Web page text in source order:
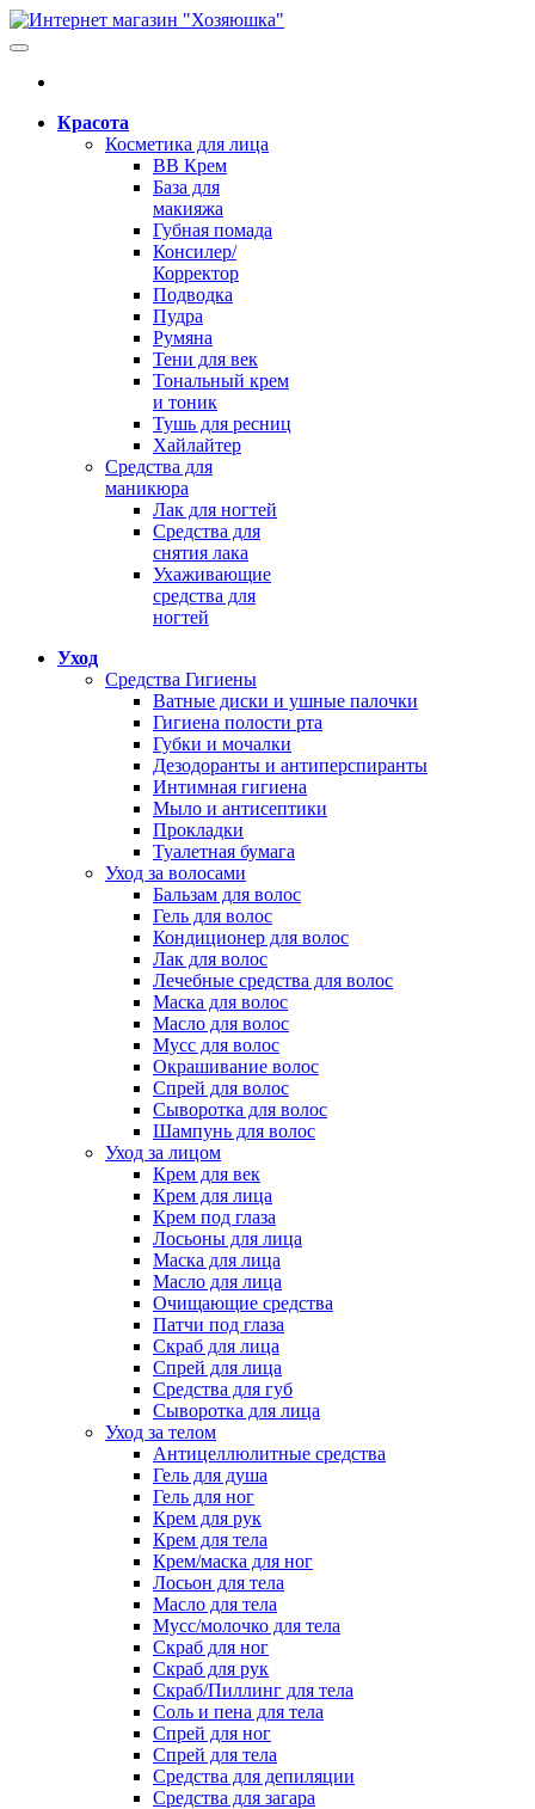
Красота
Косметика для лица
BB Крем
База для
макияжа
Губная помада
Консилер/
Корректор
Подводка
Пудра
Румяна
Тени для век
Тональный крем
и тоник
Тушь для ресниц
Хайлайтер
Средства для
маникюра
Лак для ногтей
Средства для
снятия лака
Ухаживающие
средства для
ногтей
Уход
Средства Гигиены
Ватные диски и ушные палочки
Гигиена полости рта
Губки и мочалки
Дезодоранты и антиперспиранты
Интимная гигиена
Мыло и антисептики
Прокладки
Туалетная бумага
Уход за волосами
Бальзам для волос
Гель для волос
Кондиционер для волос
Лак для волос
Лечебные средства для волос
Маска для волос
Масло для волос
Мусс для волос
Окрашивание волос
Спрей для волос
Сыворотка для волос
Шампунь для волос
Уход за лицом
Крем для век
Крем для лица
Крем под глаза
Лосьоны для лица
Маска для лица
Масло для лица
Очищающие средства
Патчи под глаза
Скраб для лица
Спрей для лица
Средства для губ
Сыворотка для лица
Уход за телом
Антицеллюлитные средства
Гель для душа
Гель для ног
Крем для рук
Крем для тела
Крем/маска для ног
Лосьон для тела
Масло для тела
Мусс/молочко для тела
Скраб для ног
Скраб для рук
Скраб/Пиллинг для тела
Соль и пена для тела
Спрей для ног
Спрей для тела
Средства для депиляции
Средства для загара